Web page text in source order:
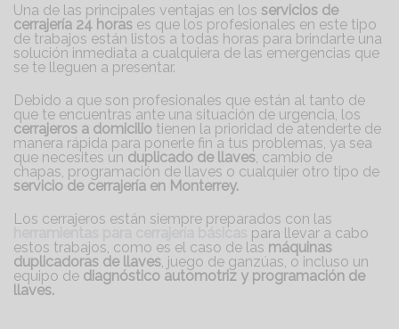
Una de las principales ventajas en los servicios de
cerrajería 24 horas es que los profesionales en este tipo
de trabajos están listos a todas horas para brindarte una
solución inmediata a cualquiera de las emergencias que
se te lleguen a presentar.
Debido a que son profesionales que están al tanto de
que te encuentras ante una situación de urgencia, los
cerrajeros a domicilio tienen la prioridad de atenderte de
manera rápida para ponerle fin a tus problemas, ya sea
que necesites un duplicado de llaves , cambio de
chapas, programación de llaves o cualquier otro tipo de
servicio de cerrajería en Monterrey.
Los cerrajeros están siempre preparados con las
herramientas para cerrajería básicas
para llevar a cabo
estos trabajos, como es el caso de las máquinas
duplicadoras de llaves , juego de ganzúas, o incluso un
equipo de diagnóstico automotriz y programación de
llaves.